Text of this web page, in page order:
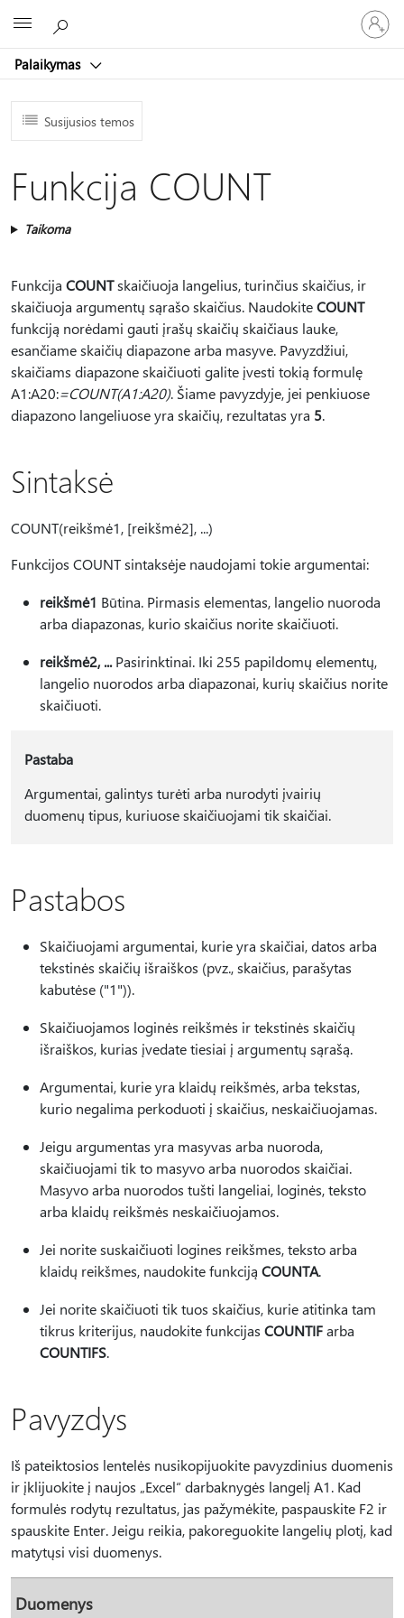
Palaikymas
prie
paskyros
Susijusios temos
Funkcija COUNT
Taikoma
Funkcija COUNTskaičiuoja langelius, turinčius skaičius, ir
skaičiuoja argumentų sąrašo skaičius. NaudokiteCOUNT
funkciją norėdami gauti įrašų skaičių skaičiaus lauke,
esančiame skaičių diapazone arba masyve. Pavyzdžiui,
skaičiams diapazone skaičiuoti galite įvesti tokią formulę
A1:A20:=COUNT(A1:A20). Šiame pavyzdyje, jei penkiuose
diapazono langeliuose yra skaičių, rezultatas yra 5.
Sintaksė
COUNT(reikšmė1, [reikšmė2], ...)
Funkcijos COUNT sintaksėje naudojami tokie argumentai:
reikšmė1 Būtina. Pirmasis elementas, langelio nuoroda
arba diapazonas, kurio skaičius norite skaičiuoti.
reikšmė2, ...Pasirinktinai. Iki 255 papildomų elementų,
langelio nuorodos arba diapazonai, kurių skaičius norite
skaičiuoti.
Pastaba
Argumentai, galintys turėti arba nurodyti įvairių
duomenų tipus, kuriuose skaičiuojami tik skaičiai.
Pastabos
Skaičiuojami argumentai, kurie yra skaičiai, datos arba
tekstinės skaičių išraiškos (pvz., skaičius, parašytas
kabutėse ("1")).
Skaičiuojamos loginės reikšmės ir tekstinės skaičių
išraiškos, kurias įvedate tiesiai į argumentų sąrašą.
Argumentai, kurie yra klaidų reikšmės, arba tekstas,
kurio negalima perkoduoti į skaičius, neskaičiuojamas.
Jeigu argumentas yra masyvas arba nuoroda,
skaičiuojami tik to masyvo arba nuorodos skaičiai.
Masyvo arba nuorodos tušti langeliai, loginės, teksto
arba klaidų reikšmės neskaičiuojamos.
Jei norite suskaičiuoti logines reikšmes, teksto arba
klaidų reikšmes, naudokite funkciją COUNTA.
Jei norite skaičiuoti tik tuos skaičius, kurie atitinka tam
tikrus kriterijus, naudokite funkcijas COUNTIFarba
COUNTIFS.
Pavyzdys
Iš pateiktosios lentelės nusikopijuokite pavyzdinius duomenis
ir įklijuokite į naujos „Excel“ darbaknygės langelį A1. Kad
formulės rodytų rezultatus, jas pažymėkite, paspauskite F2 ir
spauskite Enter. Jeigu reikia, pakoreguokite langelių plotį, kad
matytųsi visi duomenys.
Duomenys